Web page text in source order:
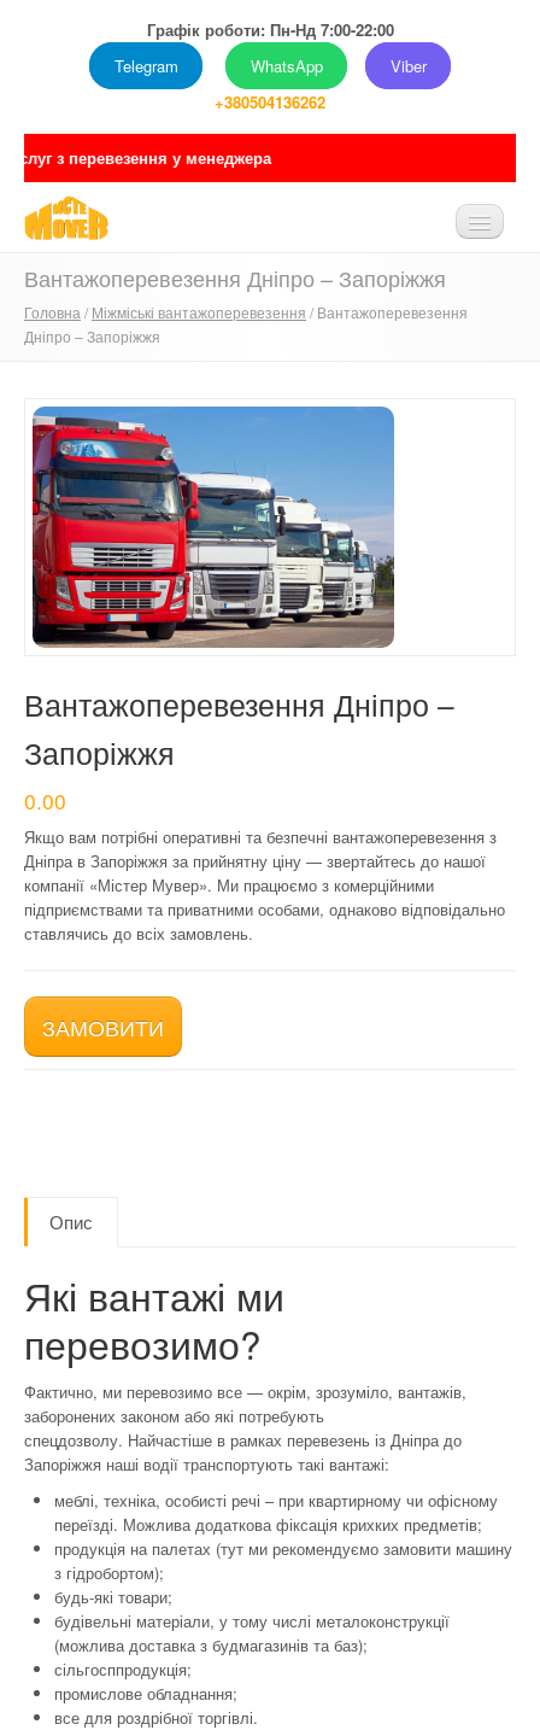
Графік роботи: Пн-Нд 7:00-22:00
Telegram
WhatsApp
Viber
+380504136262
у менеджера
ГОЛОВНА
ПРО НАС
ПРАЙС
ПОРТФОЛІО
КОНТАКТИ
Вантажоперевезення Дніпро – Запоріжжя
Головна /Міжміські вантажоперевезення / Вантажоперевезення
Дніпро – Запоріжжя
Вантажоперевезення Дніпро –
Запоріжжя
0.00
Якщо вам потрібні оперативні та безпечні вантажоперевезення з
Дніпра в Запоріжжя за прийнятну ціну — звертайтесь до нашої
компанії «Містер Мувер». Ми працюємо з комерційними
підприємствами та приватними особами, однаково відповідально
ставлячись до всіх замовлень.
ЗАМОВИТИ
Опис
Які вантажі ми
перевозимо?
Фактично, ми перевозимо все — окрім, зрозуміло, вантажів,
заборонених законом або які потребують
спецдозволу. Найчастіше в рамках перевезень із Дніпра до
Запоріжжя наші водії транспортують такі вантажі:
меблі, техніка, особисті речі – при квартирному чи офісному
переїзді. Можлива додаткова фіксація крихких предметів;
продукція на палетах (тут ми рекомендуємо замовити машину
з гідробортом);
будь-які товари;
будівельні матеріали, у тому числі металоконструкції
(можлива доставка з будмагазинів та баз);
сільгосппродукція;
промислове обладнання;
все для роздрібної торгівлі.